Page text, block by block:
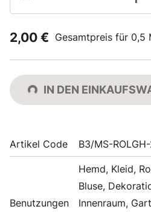
2,00 € Gesamtpreis für 0,5
IN DEN
Artikel Code B3/MS-
Benutzungen
Hemd, Kleid,
Bluse,
Innenraum,